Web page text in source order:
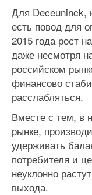
Для Deceuninck,
есть повод для
2015 года рост
даже несмотря
российском
финансово
расслабляться.
Вместе с тем, в
рынке,
удерживать
потребителя и
неуклонно
выхода.